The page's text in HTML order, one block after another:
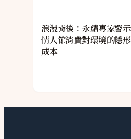
浪漫背後：永續專家警示
情人節消費對環境的隱形
成本